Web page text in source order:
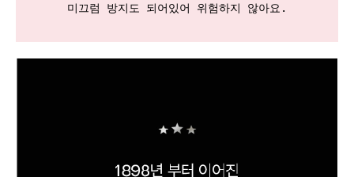
미끄럼 방지도 되어있어 위험하지 않아요.